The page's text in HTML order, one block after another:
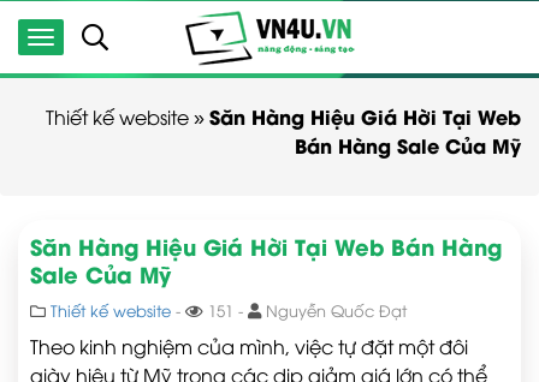
Thiết kế website»Săn Hàng Hiệu Giá Hời Tại Web
Bán Hàng Sale Của Mỹ
Săn Hàng Hiệu Giá Hời Tại Web Bán Hàng
Sale Của Mỹ
Thiết kế website - 151 - Nguyễn Quốc Đạt
Theo kinh nghiệm của mình, việc tự đặt một đôi
giày hiệu từ Mỹ trong các dịp giảm giá lớn có thể